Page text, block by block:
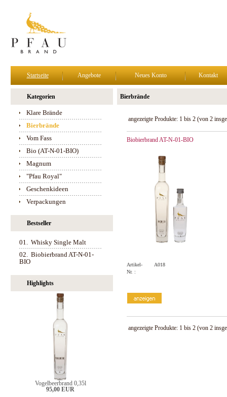
Startseite Angebote Neues Konto Kontakt
Kategorien
Klare Brände
Bierbrände
Vom Fass
Bio (AT-N-01-BIO)
Magnum
"Pfau Royal"
Geschenkideen
Verpackungen
Bestseller
01. Whisky Single Malt
02. Biobierbrand AT-N-01-
BIO
Highlights
Vogelbeerbrand 0,35l
95,00 EUR
Bierbrände
angezeigte Produkte: 1 bis 2 (von 2
Biobierbrand AT-N-01-BIO
Artikel-
Nr. :
A018
angezeigte Produkte: 1 bis 2 (von 2